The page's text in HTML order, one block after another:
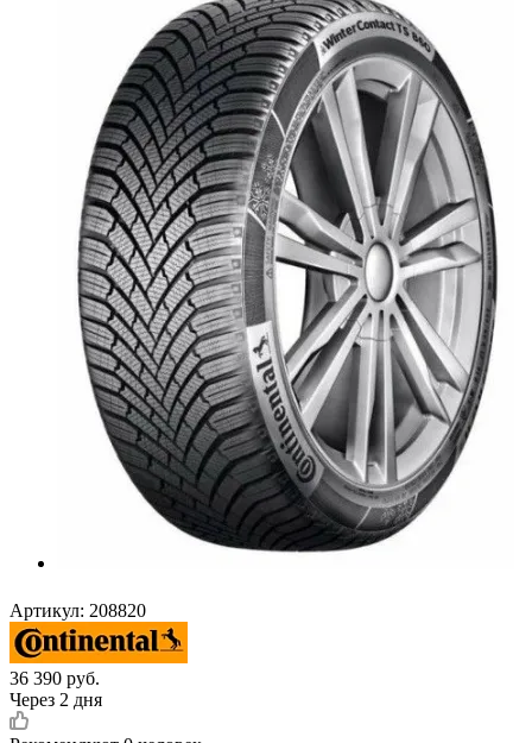
Артикул: 208820
36 390 руб.
Через 2 дня